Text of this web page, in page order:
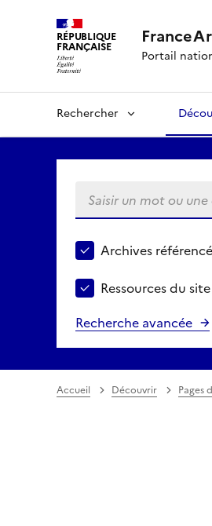
RÉPUBLIQUE
FRANÇAISE
Portail
Rechercher
Choisir le périmètre de
Archives
Ressources du site
Recherche avancée
Accueil Découvrir Pages